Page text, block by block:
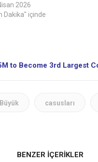
2026
Dakika" içinde
to Become 3rd Largest
Büyük casusları
BENZER İÇERİKLER